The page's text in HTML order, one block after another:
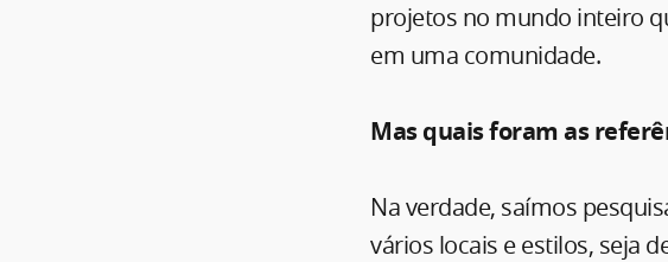
projetos no mundo inteiro
em uma comunidade.
Mas quais foram as
Na verdade, saímos
vários locais e estilos, seja